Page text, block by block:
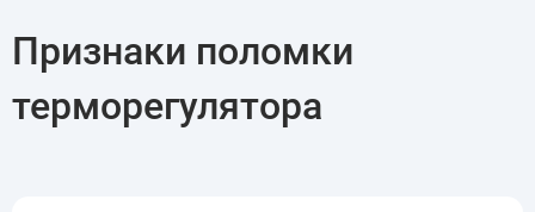
Признаки поломки
терморегулятора